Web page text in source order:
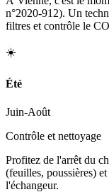
n°2020-912). Un
filtres et contrôle le
☀️
Été
Juin-Août
Contrôle et nettoyage
Profitez de l'arrêt du
(feuilles, poussières)
l'échangeur.